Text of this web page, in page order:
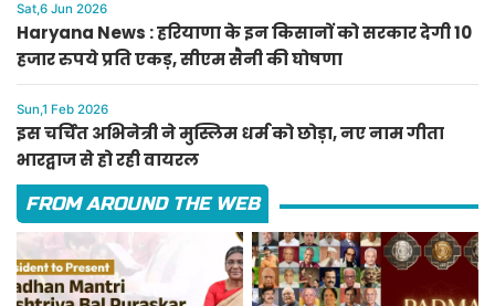
Sat,6 Jun 2026
Haryana News : हरियाणा के इन किसानों को सरकार देगी 10
हजार रुपये प्रति एकड़, सीएम सैनी की घोषणा
Sun,1 Feb 2026
इस चर्चित अभिनेत्री ने मुस्लिम धर्म को छोड़ा, नए नाम गीता
भारद्वाज से हो रही वायरल
FROM AROUND THE WEB